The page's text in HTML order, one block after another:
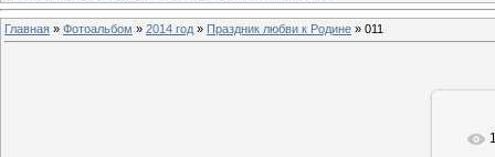
Главная » Фотоальбом » 2014 год » Праздник любви к Родине » 011